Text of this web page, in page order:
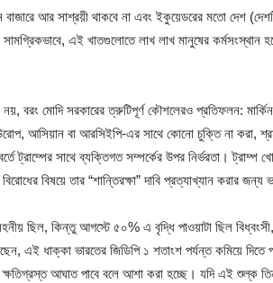
বাজারে আর সাশ্রয়ী থাকবে না এবং ইকুয়েডরের মতো দেশ
এই খাতগুলোতে লাখ লাখ মানুষের কর্মসংস্থান
বরং মোদি সরকারের ত্রুটিপূর্ণ কৌশলেরও প্রতিফলন:
আসিয়ান বা আরসিইপি-এর সাথে কোনো চুক্তি না করা,
ট্রাম্পের সাথে ব্যক্তিগত সম্পর্কের উপর নির্ভরতা। ট্রাম্প
বিষয়ে তার “শান্তিরক্ষা” দাবি প্রত্যাখ্যান করার জন্য
ছিল, কিন্তু আগস্টে ৫০% এ বৃদ্ধি পাওয়াটা ছিল
এই ধাক্কা ভারতের জিডিপি ১ শতাংশ পর্যন্ত কমিয়ে দিতে
আঘাত পাবে বলে আশা করা হচ্ছে। যদি এই শুল্ক